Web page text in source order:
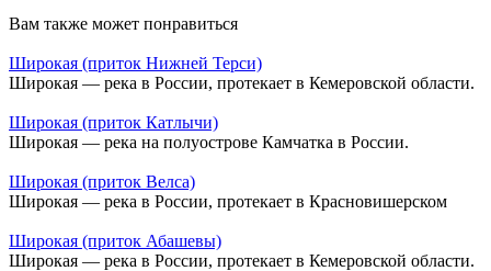
Вам также может понравиться
Широкая (приток Нижней Терси)
Широкая — река в России, протекает в Кемеровской области.
Широкая (приток Катлычи)
Широкая — река на полуострове Камчатка в России.
Широкая (приток Велса)
Широкая — река в России, протекает в Красновишерском
Широкая (приток Абашевы)
Широкая — река в России, протекает в Кемеровской области.